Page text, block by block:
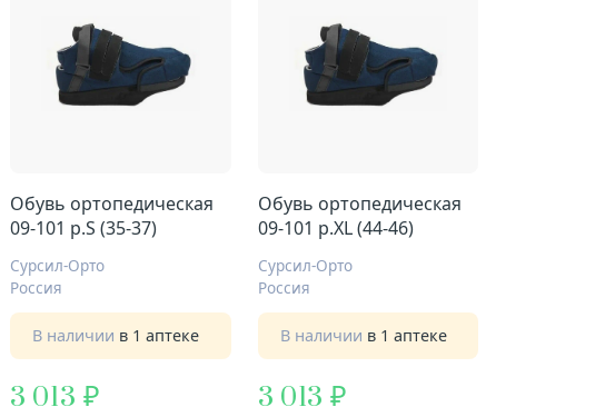
Обувь ортопедическая
09-101 р.S (35-37)
Сурсил-Орто
Россия
В наличии в 1 аптеке
3 013
Обувь ортопедическая
09-101 р.XL (44-46)
Сурсил-Орто
Россия
В наличии в 1 аптеке
3 013